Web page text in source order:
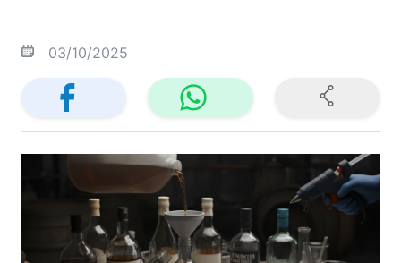
03/10/2025